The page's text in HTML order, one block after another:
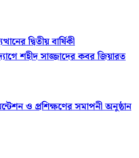
দ্বিতীয় বার্ষিকী
শহীদ সাজ্জাদের কবর জিয়ারত
ও প্রশিক্ষণের সমাপনী অনুষ্ঠান